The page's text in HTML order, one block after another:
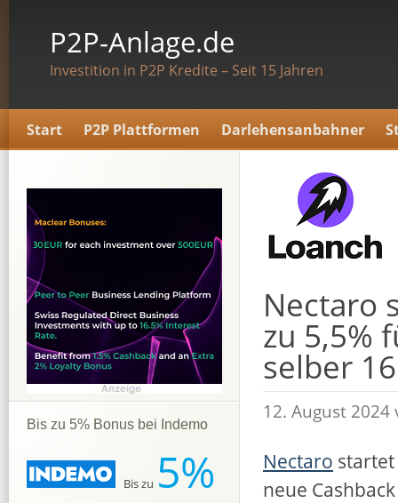
P2P-Anlage.de
Investition in P2P Kredite – Seit 15 Jahren
Start P2P Plattformen Darlehensanbahner
Nectaro
zu 5,5%
selber
12. August
Nectaro startet
neue
Bis zu 5% Bonus bei Indemo
Bis zu 5%